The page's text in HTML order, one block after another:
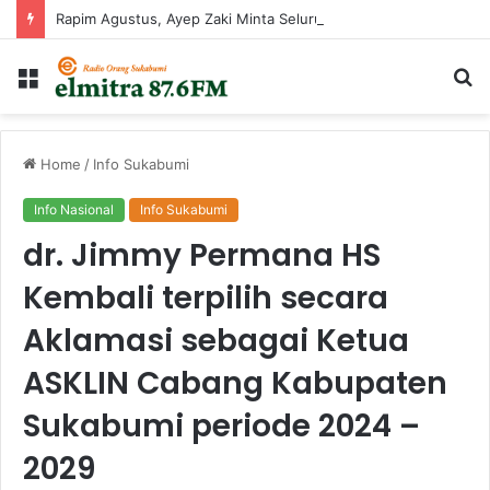
Menu
Home / Info Sukabumi
Info Nasional Info Sukabumi
dr. Jimmy Permana HS
Kembali terpilih secara
Aklamasi sebagai Ketua
ASKLIN Cabang Kabupaten
Sukabumi periode 2024 –
2029